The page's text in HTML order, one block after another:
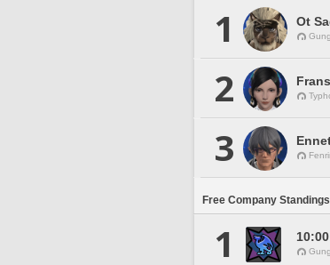
1 Ot
2
3
Free Company Standings
1 10:00